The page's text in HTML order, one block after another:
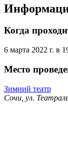
Когда
6 марта 2022 г. в
Место
Зимний театр
Сочи, ул.